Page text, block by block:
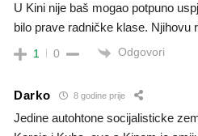
U Kini nije baš mogao potpuno
bilo prave radničke klase. Njihovu
1 0 Odgovori
Darko 8 godine prije
Jedine autohtone socijalisticke